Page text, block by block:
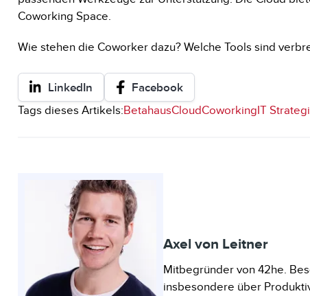
Coworking Space.
Wie stehen die Coworker dazu? Welche Tools sind
LinkedIn
Facebook
Tags dieses Artikels:BetahausCloudCoworking IT
Axel von Leitner
Mitbegründer von 42he.
insbesondere über